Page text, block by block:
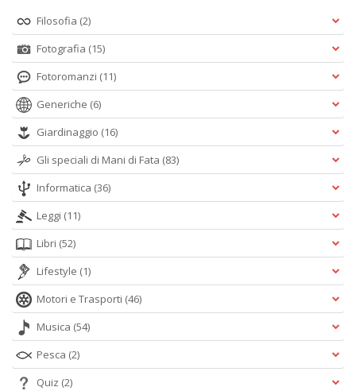
Filosofia (2)
Fotografia (15)
Fotoromanzi (11)
Generiche (6)
Giardinaggio (16)
Gli speciali di Mani di Fata (83)
Informatica (36)
Leggi (11)
Libri (52)
Lifestyle (1)
Motori e Trasporti (46)
Musica (54)
Pesca (2)
Quiz (2)